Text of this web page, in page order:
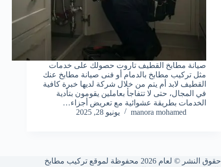
صيانة مطابخ القطيف تاروت حصولك على خدمات
مثل تركيب مطابخ بالدمام أو فنى صيانة مطابخ عنك
القطيف لابد أم يتم من خلال شركة لديها خبرة كافية
في المجال، حتى لا تتفاجأ بعاملين يقومون بتأدية
الخدمات بطريقة عشوائية مع تعريض أجزاء…
manora mohamed
يونيو 28, 2025
حقوق النشر © لعام 2026 محفوظة لموقع تركيب مطابخ